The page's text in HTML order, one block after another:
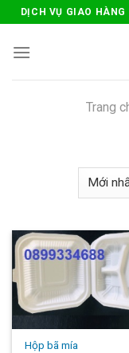
Skip
to
content
DỊCH VỤ GIAO
Trang
Hộp bã mía